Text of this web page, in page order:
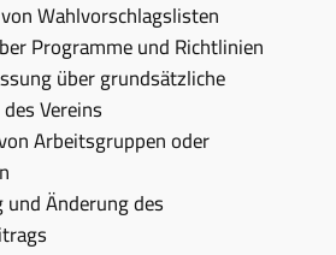
Wahlvorschlagslisten
Programme und Richtlinien
über grundsätzliche
Vereins
Arbeitsgruppen oder
Änderung des